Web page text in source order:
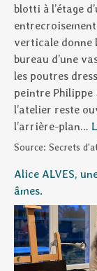
blotti à l’étage
verticale donne
bureau d’une
les poutres
peintre Philippe
l’atelier reste
l’arrière-plan…
Source: Secrets
Alice ALVES,
âmes.